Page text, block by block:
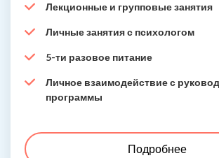
Лекционные и групповые занятия
Личные занятия с психологом
5-ти разовое питание
Личное взаимодействие с
программы
Подробнее